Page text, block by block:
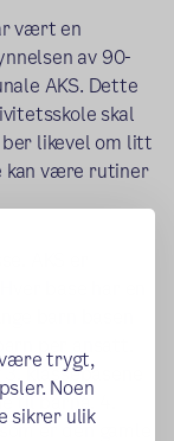
trygt,
Noen
sikrer ulik
vært en
av 90-
AKS. Dette
skal
likevel om litt
kan være rutiner
AKS er
base har en
barn basen
per ansatt.
klassebasene
til barna. 4.
som er den gamle